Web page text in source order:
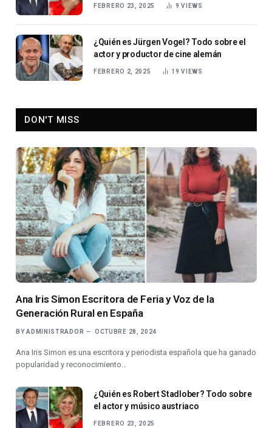
FEBRERO 23, 2025 9VIEWS
¿Quién es Jürgen Vogel? Todo sobre el
actor y productor de cine alemán
FEBRERO 2, 2025 19VIEWS
DON'T MISS
Ana Iris Simon Escritora de Feria y Voz de la
Generación Rural en España
BY ADMINISTRADOR OCTUBRE 28, 2024
Ana Iris Simon es una escritora y periodista española que ha ganado
popularidad y reconocimiento…
¿Quién es Robert Stadlober? Todo sobre
el actor y músico austriaco
FEBRERO 23, 2025